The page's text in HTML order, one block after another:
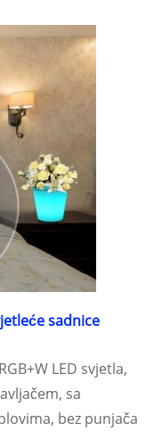
sadnice
LED svjetla,
sa
bez punjača